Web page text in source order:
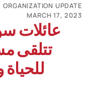
ORGANIZATION UPDATE
MARCH 17, 2023
عائلات
تتلقى